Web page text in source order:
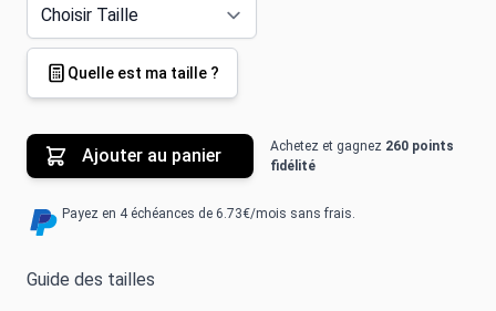
Quelle est ma taille ?
Ajouter au panier Achetez et gagnez 260 points
fidélité
Payez en 4 échéances de 6.73€/mois sans frais.
Guide des tailles